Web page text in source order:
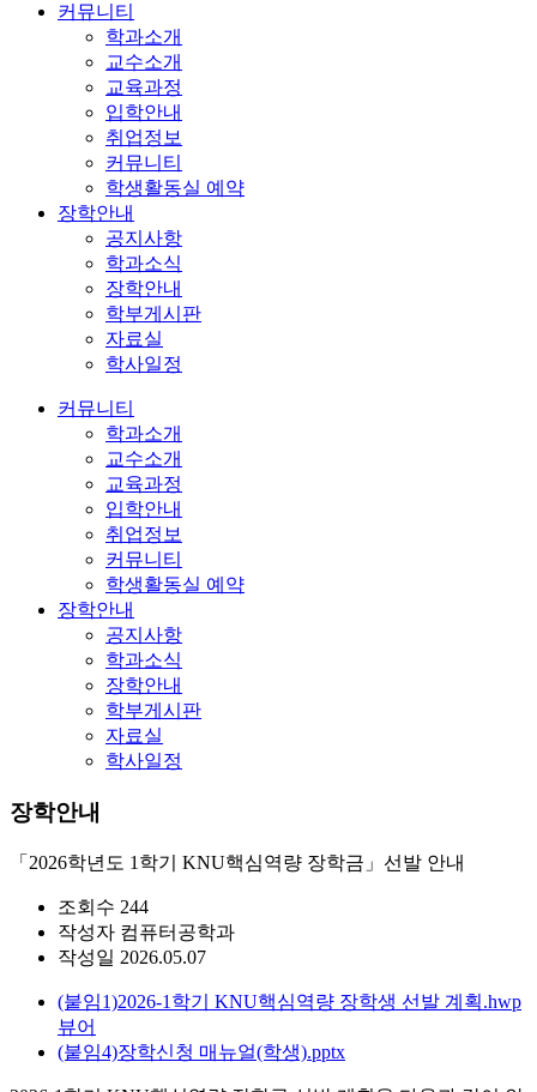
커뮤니티
학과소개
교수소개
교육과정
입학안내
취업정보
커뮤니티
학생활동실 예약
장학안내
공지사항
학과소식
장학안내
학부게시판
자료실
학사일정
커뮤니티
학과소개
교수소개
교육과정
입학안내
취업정보
커뮤니티
학생활동실 예약
장학안내
공지사항
학과소식
장학안내
학부게시판
자료실
학사일정
장학안내
「2026학년도 1학기 KNU핵심역량 장학금」선발 안내
조회수 244
작성자 컴퓨터공학과
작성일 2026.05.07
(붙임1)2026-1학기 KNU핵심역량 장학생 선발 계획.hwp
뷰어
(붙임4)장학신청 매뉴얼(학생).pptx